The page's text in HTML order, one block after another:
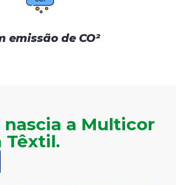
emissão de CO²
nascia a Multicor
Têxtil.